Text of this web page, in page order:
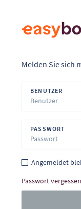
Melden Sie sich
BENUTZER
PASSWORT
Angemeldet
Passwort